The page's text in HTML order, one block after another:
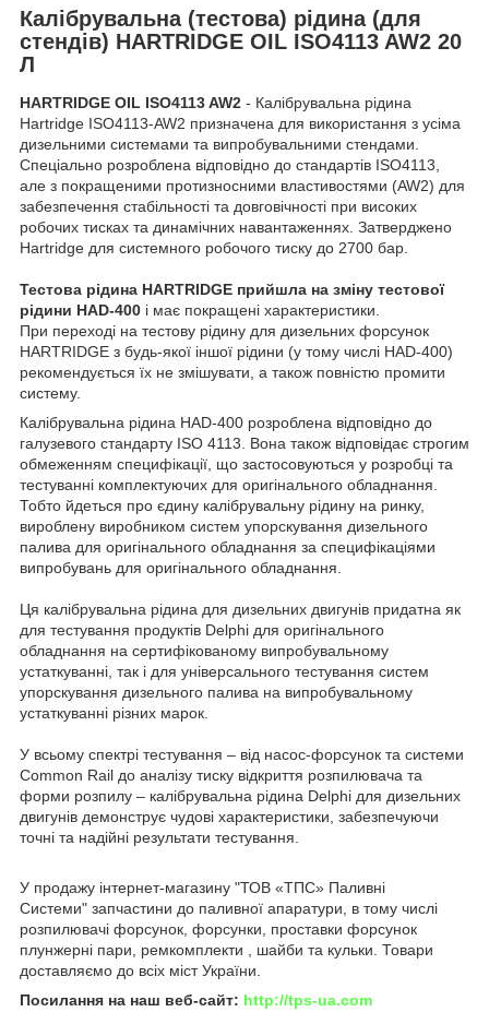
Калібрувальна (тестова) рідина (для
стендів) HARTRIDGE OIL ISO4113 AW2 20
Л
HARTRIDGE OIL ISO4113 AW2 - Калібрувальна рідина
Hartridge ISO4113-AW2 призначена для використання з усіма
дизельними системами та випробувальними стендами.
Спеціально розроблена відповідно до стандартів ISO4113,
але з покращеними протизносними властивостями (AW2) для
забезпечення стабільності та довговічності при високих
робочих тисках та динамічних навантаженнях. Затверджено
Hartridge для системного робочого тиску до 2700 бар.
Тестова рідина HARTRIDGE прийшла на зміну тестової
рідини HAD-400 і має покращені характеристики.
При переході на тестову рідину для дизельних форсунок
HARTRIDGE з будь-якої іншої рідини (у тому числі HAD-400)
рекомендується їх не змішувати, а також повністю промити
систему.
Калібрувальна рідина HAD-400 розроблена відповідно до
галузевого стандарту ISO 4113. Вона також відповідає строгим
обмеженням специфікації, що застосовуються у розробці та
тестуванні комплектуючих для оригінального обладнання.
Тобто йдеться про єдину калібрувальну рідину на ринку,
вироблену виробником систем упорскування дизельного
палива для оригінального обладнання за специфікаціями
випробувань для оригінального обладнання.
Ця калібрувальна рідина для дизельних двигунів придатна як
для тестування продуктів Delphi для оригінального
обладнання на сертифікованому випробувальному
устаткуванні, так і для універсального тестування систем
упорскування дизельного палива на випробувальному
устаткуванні різних марок.
У всьому спектрі тестування – від насос-форсунок та системи
Common Rail до аналізу тиску відкриття розпилювача та
форми розпилу – калібрувальна рідина Delphi для дизельних
двигунів демонструє чудові характеристики, забезпечуючи
точні та надійні результати тестування.
У продажу інтернет-магазину "ТОВ «ТПС» Паливні
Системи" запчастини до паливної апаратури, в тому числі
розпилювачі форсунок, форсунки, проставки форсунок
плунжерні пари, ремкомплекти , шайби та кульки. Товари
доставляємо до всіх міст України.
Посилання на наш веб-сайт: http://tps-ua.com